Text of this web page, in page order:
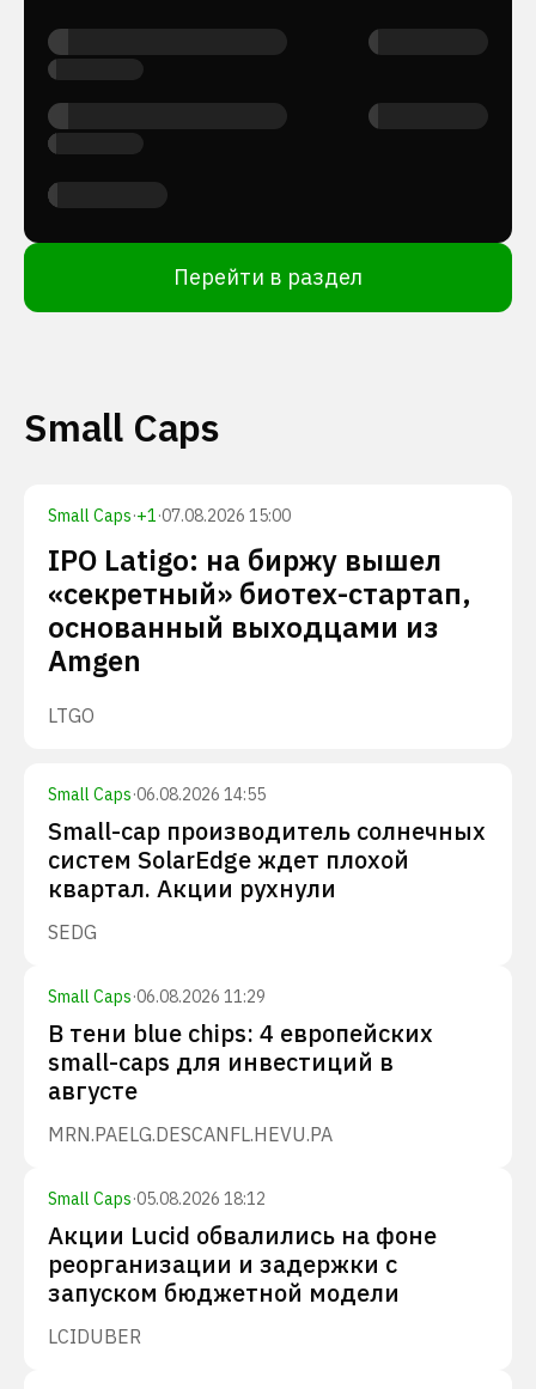
Перейти в раздел
Small Caps
Small Caps·+1·07.08.2026 15:00
IPO Latigo: на биржу вышел
«секретный» биотех-стартап,
основанный выходцами из
Amgen
LTGO
Small Caps·06.08.2026 14:55
Small-cap производитель солнечных
систем SolarEdge ждет плохой
квартал. Акции рухнули
SEDG
Small Caps·06.08.2026 11:29
В тени blue chips: 4 европейских
small-caps для инвестиций в
августе
MRN.PAELG.DESCANFL.HEVU.PA
Small Caps·05.08.2026 18:12
Акции Lucid обвалились на фоне
реорганизации и задержки с
запуском бюджетной модели
LCIDUBER